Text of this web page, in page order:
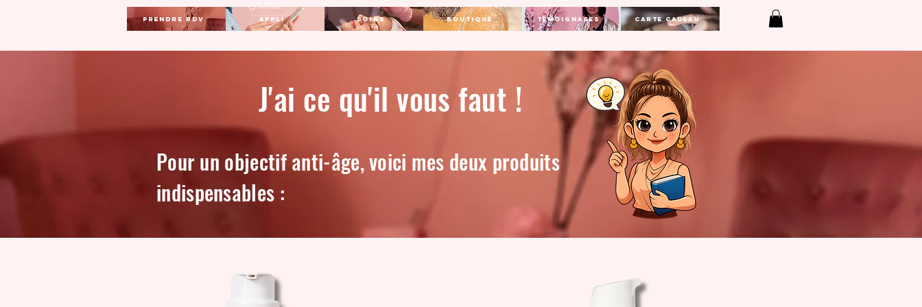
Carte Cadeau
Témoignages
Boutique
Soins
Appli
Prendre RDV
J'ai ce qu'il vous faut !
Pour un objectif anti-âge, voici mes deux produits
indispensables :